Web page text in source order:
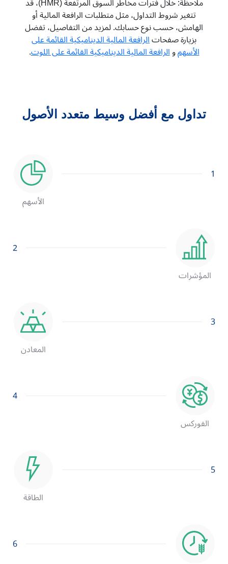
تتغير شروط التداول، مثل متطلبات الرافعة المالية أو
الهامش، حسب نوع حسابك. لمزيد من التفاصيل، تفضل
بزيارة صفحاتالرافعة المالية الديناميكية القائمة على
الأسهموالرافعة المالية الديناميكية القائمة على اللوت.
تداول مع أفضل وسيط متعدد الأصول
1
الأسهم
2
المؤشرات
3
المعادن
4
الفوركس
5
الطاقة
6